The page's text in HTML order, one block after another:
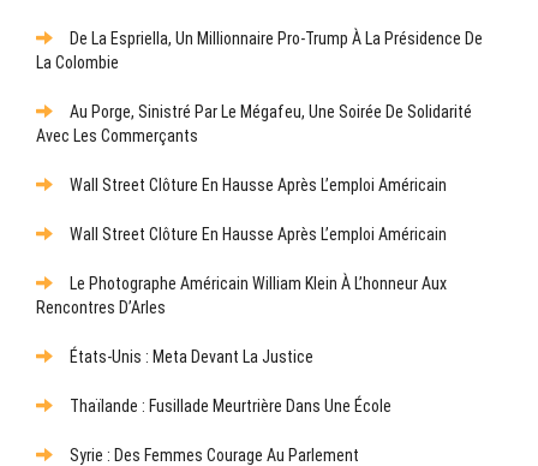
De La Espriella, Un Millionnaire Pro-Trump À La Présidence De
La Colombie
Au Porge, Sinistré Par Le Mégafeu, Une Soirée De Solidarité
Avec Les Commerçants
Wall Street Clôture En Hausse Après L’emploi Américain
Wall Street Clôture En Hausse Après L’emploi Américain
Le Photographe Américain William Klein À L’honneur Aux
Rencontres D’Arles
États-Unis : Meta Devant La Justice
Thaïlande : Fusillade Meurtrière Dans Une École
Syrie : Des Femmes Courage Au Parlement